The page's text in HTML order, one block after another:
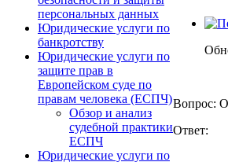
персональных данных
Юридические услуги по
банкротству
Юридические услуги по
защите прав в
Европейском суде по
правам человека (ЕСПЧ)
Обзор и анализ
судебной практики
ЕСПЧ
Юридические услуги по
Вопрос:
Ответ: